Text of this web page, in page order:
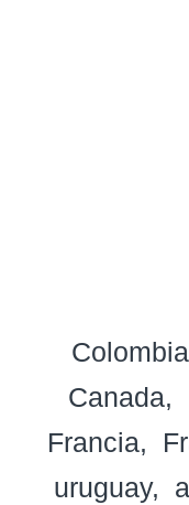
Colombia
Canada
Francia
uruguay